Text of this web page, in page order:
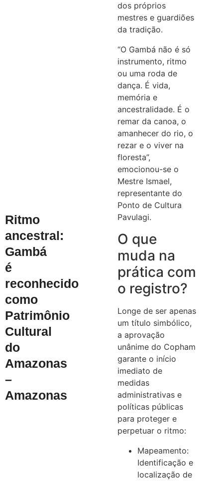
Ritmo
ancestral:
Gambá
é
reconhecido
como
Patrimônio
Cultural
do
Amazonas
–
Amazonas
dos próprios
mestres e guardiões
da tradição.
“O Gambá não é só
instrumento, ritmo
ou uma roda de
dança. É vida,
memória e
ancestralidade. É o
remar da canoa, o
amanhecer do rio, o
rezar e o viver na
floresta”,
emocionou-se o
Mestre Ismael,
representante do
Ponto de Cultura
Pavulagi.
O que
muda na
prática com
o registro?
Longe de ser apenas
um título simbólico,
a aprovação
unânime do Copham
garante o início
imediato de
medidas
administrativas e
políticas públicas
para proteger e
perpetuar o ritmo:
Mapeamento:
Identificação e
localização de